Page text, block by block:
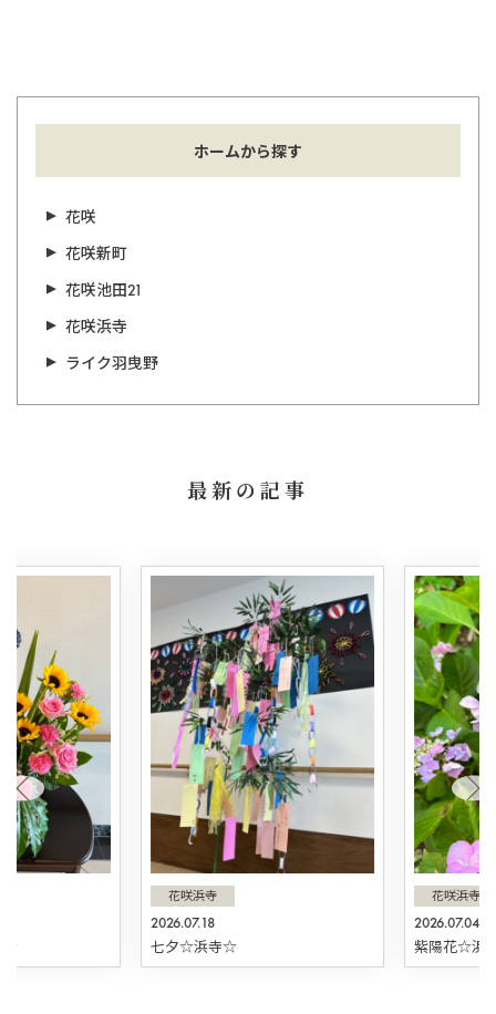
ホームから探す
花咲
花咲新町
花咲池田21
花咲浜寺
ライク羽曳野
最新の記事
2026.07.18
花咲浜寺
七夕☆浜寺☆
2026.07.04
花咲浜寺
紫陽花☆浜寺